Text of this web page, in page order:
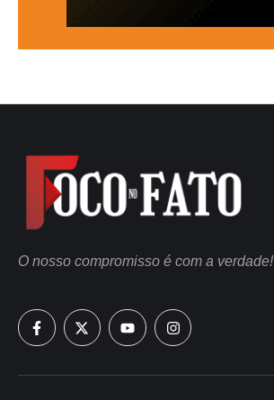
O nosso compromisso é com a verdade!